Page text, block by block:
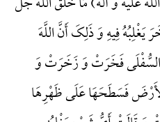
یَغْلِبُهُ فِیهِ وَ ذَلِکَ أَنَّ اللَّهَ
السُّفْلَی فَخَرَتْ وَ زَخَرَتْ وَ
فَسَطَحَهَا عَلَی ظَهْرِهَا